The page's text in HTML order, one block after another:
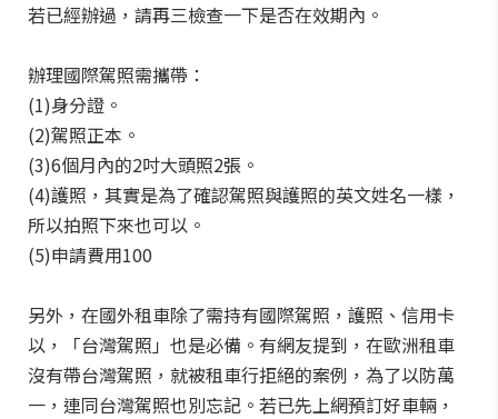
若已經辦過，請再三檢查一下是否在效期內。
辦理國際駕照需攜帶：
(1)身分證。
(2)駕照正本。
(3)6個月內的2吋大頭照2張。
(4)護照，其實是為了確認駕照與護照的英文姓名一樣，
所以拍照下來也可以。
(5)申請費用100
另外，在國外租車除了需持有國際駕照，護照、信用卡
以，「台灣駕照」也是必備。有網友提到，在歐洲租車
沒有帶台灣駕照，就被租車行拒絕的案例，為了以防萬
一，連同台灣駕照也別忘記。若已先上網預訂好車輛，